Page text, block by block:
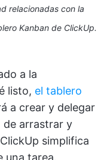
relacionadas con la
Kanban de ClickUp.
a la
listo, el tablero
a crear y delegar
de arrastrar y
simplifica
una tarea.